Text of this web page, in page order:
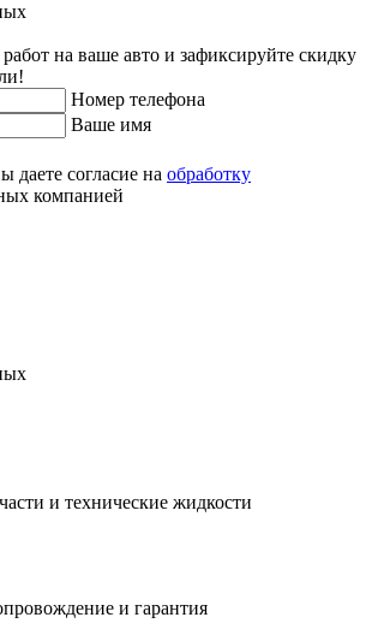
на ваше авто и зафиксируйте скидку
Номер телефона
Ваше имя
даете согласие на обработку
компанией
и технические жидкости
и гарантия